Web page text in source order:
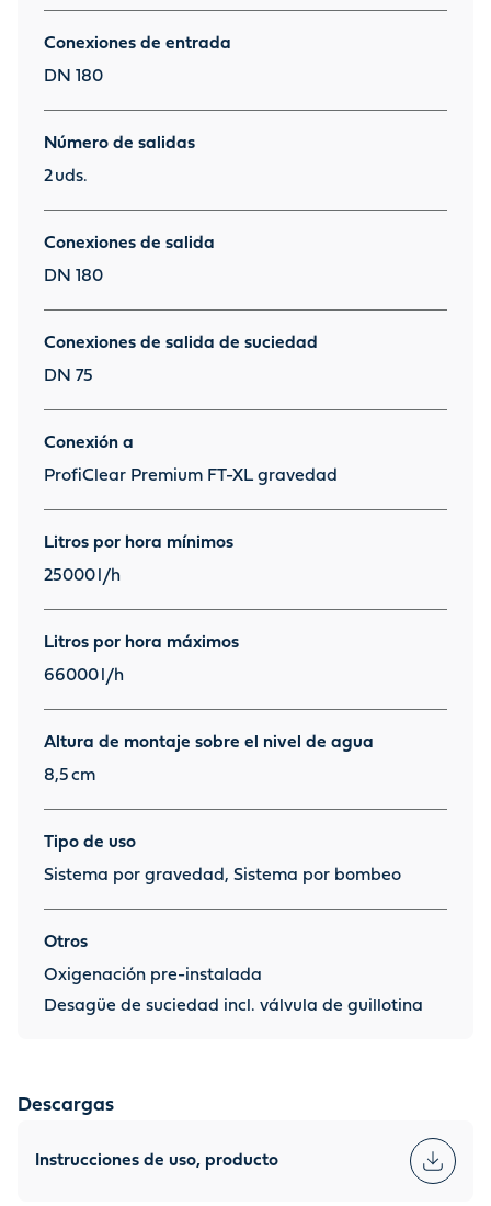
Conexiones de entrada
DN 180
Número de salidas
2 uds.
Conexiones de salida
DN 180
Conexiones de salida de suciedad
DN 75
Conexión a
ProfiClear Premium FT-XL gravedad
Litros por hora mínimos
25000 l/h
Litros por hora máximos
66000 l/h
Altura de montaje sobre el nivel de agua
8,5 cm
Tipo de uso
Sistema por gravedad, Sistema por bombeo
Otros
Oxigenación pre-instalada
Desagüe de suciedad incl. válvula de guillotina
Descargas
Instrucciones de uso, producto